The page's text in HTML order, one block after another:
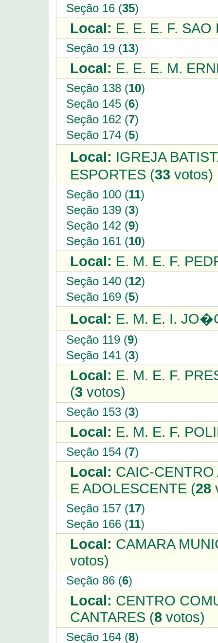
Seção 16 (35)
Local: E. E. E. F. SAO
Seção 19 (13)
Local: E. E. E. M.
Seção 138 (10)
Seção 145 (6)
Seção 162 (7)
Seção 174 (5)
Local: IGREJA
ESPORTES (33 votos)
Seção 100 (11)
Seção 139 (3)
Seção 142 (9)
Seção 161 (10)
Local: E. M. E. F.
Seção 140 (12)
Seção 169 (5)
Local: E. M. E. I.
Seção 119 (9)
Seção 141 (3)
Local: E. M. E. F.
(3 votos)
Seção 153 (3)
Local: E. M. E. F.
Seção 154 (7)
Local: CAIC-CENTRO
E ADOLESCENTE (28
Seção 157 (17)
Seção 166 (11)
Local: CAMARA
votos)
Seção 86 (6)
Local: CENTRO
CANTARES (8 votos)
Seção 164 (8)